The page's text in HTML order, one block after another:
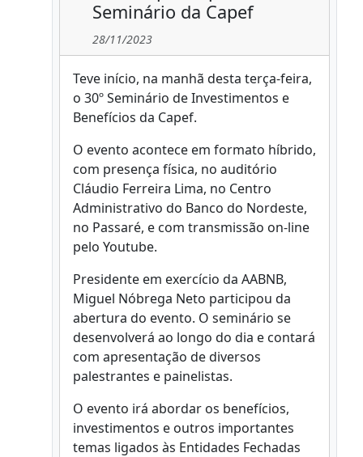
Seminário da Capef
28/11/2023
Teve início, na manhã desta terça-feira,
o 30º Seminário de Investimentos e
Benefícios da Capef.
O evento acontece em formato híbrido,
com presença física, no auditório
Cláudio Ferreira Lima, no Centro
Administrativo do Banco do Nordeste,
no Passaré, e com transmissão on-line
pelo Youtube.
Presidente em exercício da AABNB,
Miguel Nóbrega Neto participou da
abertura do evento. O seminário se
desenvolverá ao longo do dia e contará
com apresentação de diversos
palestrantes e painelistas.
O evento irá abordar os benefícios,
investimentos e outros importantes
temas ligados às Entidades Fechadas